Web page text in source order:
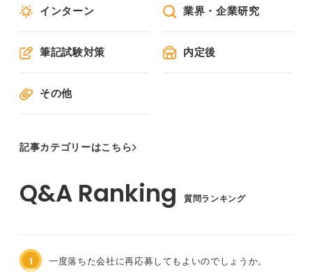
インターン 業界・企業研究
筆記試験対策 内定後
その他
記事カテゴリーはこちら
質問ランキング
1 一度落ちた会社に再応募してもよいのでしょうか。